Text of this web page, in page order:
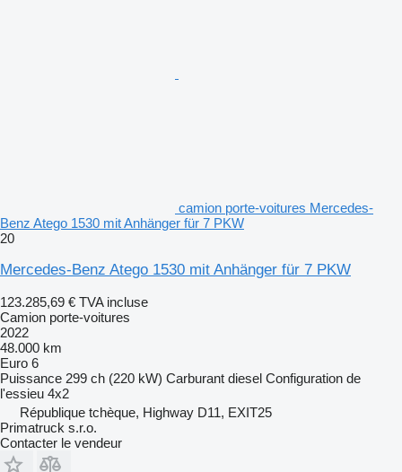
camion porte-voitures Mercedes-
Benz Atego 1530 mit Anhänger für 7 PKW
20
Mercedes-Benz Atego 1530 mit Anhänger für 7 PKW
123.285,69 € TVA incluse
Camion porte-voitures
2022
48.000 km
Euro 6
Puissance 299 ch (220 kW) Carburant diesel Configuration de
l'essieu 4x2
République tchèque, Highway D11, EXIT25
Primatruck s.r.o.
Contacter le vendeur